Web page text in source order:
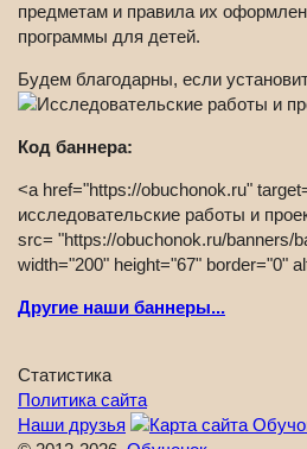
предметам и правила их
программы для детей.
Будем благодарны, если
Код баннера:
<a href="https://obuchonok.ru"
исследовательские работы и
src= "https://obuchonok.ru/banners/
width="200" height="67" border="0"
Другие наши баннеры...
Статистика
Политика сайта
Наши друзья